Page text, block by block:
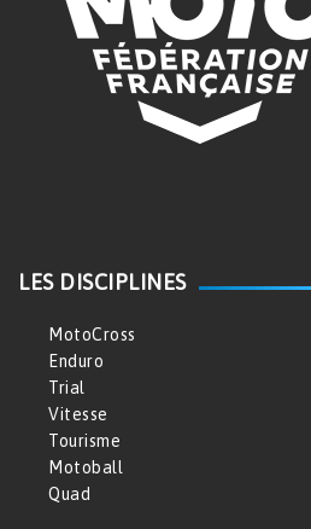
LES DISCIPLINES
MotoCross
Enduro
Trial
Vitesse
Tourisme
Motoball
Quad